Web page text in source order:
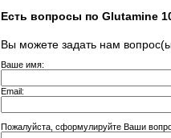
Есть вопросы по Glutamine
Вы можете задать нам
Ваше имя:
Email:
Пожалуйста, сформулируйте Ваши